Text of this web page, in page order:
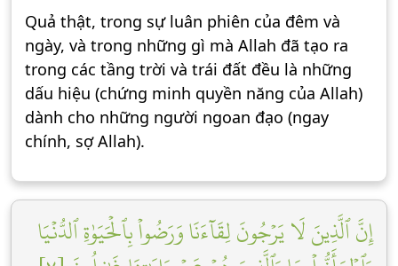
Quả thật, trong sự luân phiên của đêm và
ngày, và trong những gì mà Allah đã tạo ra
trong các tầng trời và trái đất đều là những
dấu hiệu (chứng minh quyền năng của Allah)
dành cho những người ngoan đạo (ngay
chính, sợ Allah).
إِنَّ ٱلَّذِينَ لَا يَرۡجُونَ لِقَآءَنَا وَرَضُواْ بِٱلۡحَيَوٰةِ ٱلدُّنۡيَا